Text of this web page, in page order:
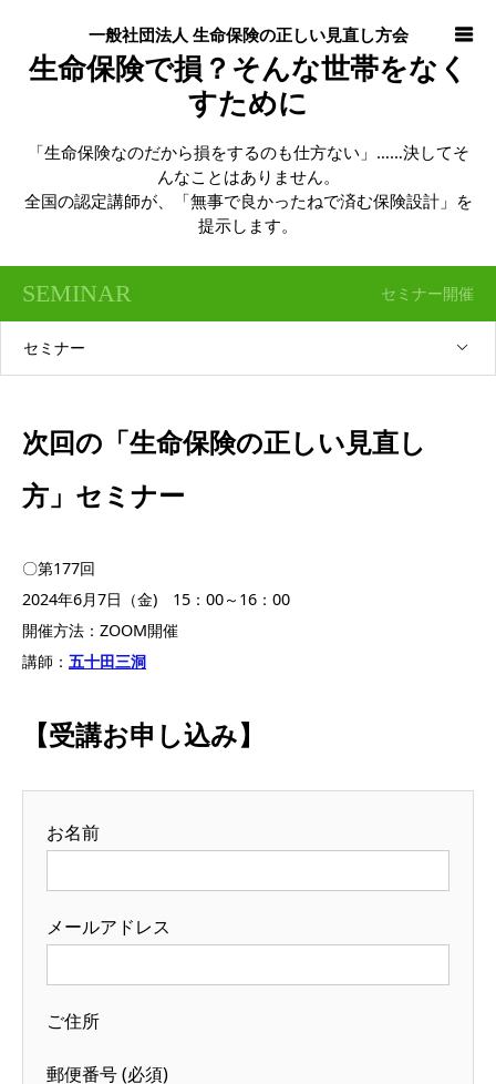
一般社団法人 生命保険の正しい見直し方会
生命保険で損？そんな世帯をなく
すために
「生命保険なのだから損をするのも仕方ない」……決してそ
んなことはありません。
全国の認定講師が、「無事で良かったねで済む保険設計」を
提示します。
SEMINAR セミナー開催
セミナー
次回の「生命保険の正しい見直し
方」セミナー
〇第177回
2024年6月7日（金) 15：00～16：00
開催方法：ZOOM開催
講師： 五十田三洞
【受講お申し込み】
お名前
メールアドレス
ご住所
郵便番号 (必須)